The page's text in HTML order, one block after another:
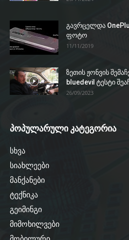
გავრცელდა
ფოტო
11/11/2019
ზეთის ჟონვის
bluedevil ტესტი
26/09/2023
პოპულარული კატეგორია
სხვა
სიახლეები
მანქანები
ტექნიკა
გეიმინგი
მიმოხილვები